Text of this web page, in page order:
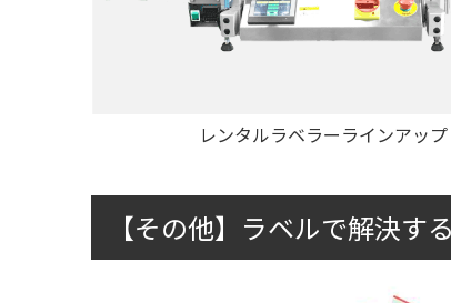
レンタルラベラーラインアップ
【その他】ラベルで解決す